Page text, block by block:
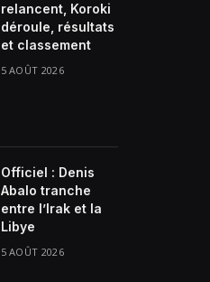
relancent, Koroki
déroule, résultats
et classement
5 AOÛT 2026
Officiel : Denis
Abalo tranche
entre l’Irak et la
Libye
5 AOÛT 2026